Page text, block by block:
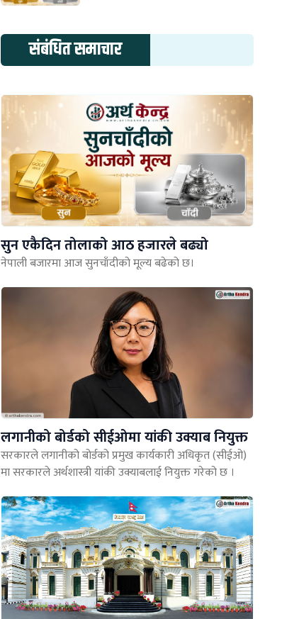
संबंधित समाचार
सुन एकैदिन तोलाको आठ हजारले बढ्यो
नेपाली बजारमा आज सुनचाँदीको मूल्य बढेको छ।
लगानीको बोर्डको सीईओमा यांकी उक्याब नियुक्त
सरकारले लगानीको बोर्डको प्रमुख कार्यकारी अधिकृत (सीईओ)
मा सरकारले अर्थशास्त्री यांकी उक्याबलाई नियुक्त गरेको छ ।